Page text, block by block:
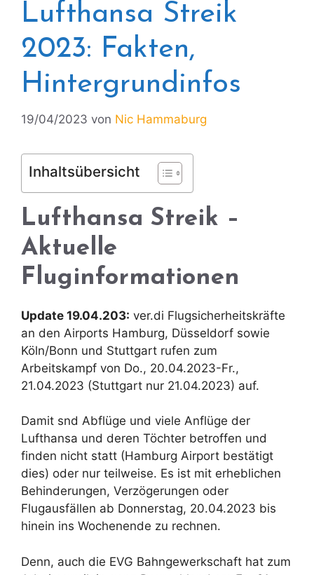
Lufthansa Streik
2023: Fakten,
Hintergrundinfos
19/04/2023 von Nic Hammaburg
Inhaltsübersicht
Lufthansa Streik –
Aktuelle
Fluginformationen
Update 19.04.203: ver.di Flugsicherheitskräfte
an den Airports Hamburg, Düsseldorf sowie
Köln/Bonn und Stuttgart rufen zum
Arbeitskampf von Do., 20.04.2023-Fr.,
21.04.2023 (Stuttgart nur 21.04.2023) auf.
Damit snd Abflüge und viele Anflüge der
Lufthansa und deren Töchter betroffen und
finden nicht statt (Hamburg Airport bestätigt
dies) oder nur teilweise. Es ist mit erheblichen
Behinderungen, Verzögerungen oder
Flugausfällen ab Donnerstag, 20.04.2023 bis
hinein ins Wochenende zu rechnen.
Denn, auch die EVG Bahngewerkschaft hat zum